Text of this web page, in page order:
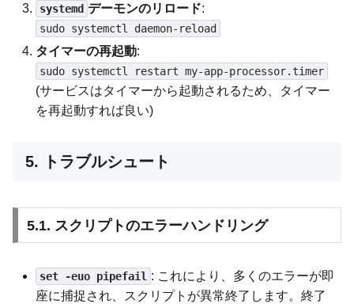
systemd デーモンのリロード:
sudo systemctl daemon-reload
タイマーの再起動:
sudo systemctl restart my-app-processor.timer
(サービスはタイマーから起動されるため、タイマー
を再起動すれば良い)
5. トラブルシュート
5.1. スクリプトのエラーハンドリング
set -euo pipefail : これにより、多くのエラーが即
座に捕捉され、スクリプトが異常終了します。終了